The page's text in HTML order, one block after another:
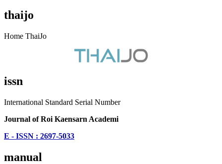
thaijo
Home ThaiJo
issn
International Standard Serial Number
Journal of Roi Kaensarn Academi
E - ISSN : 2697-5033
manual